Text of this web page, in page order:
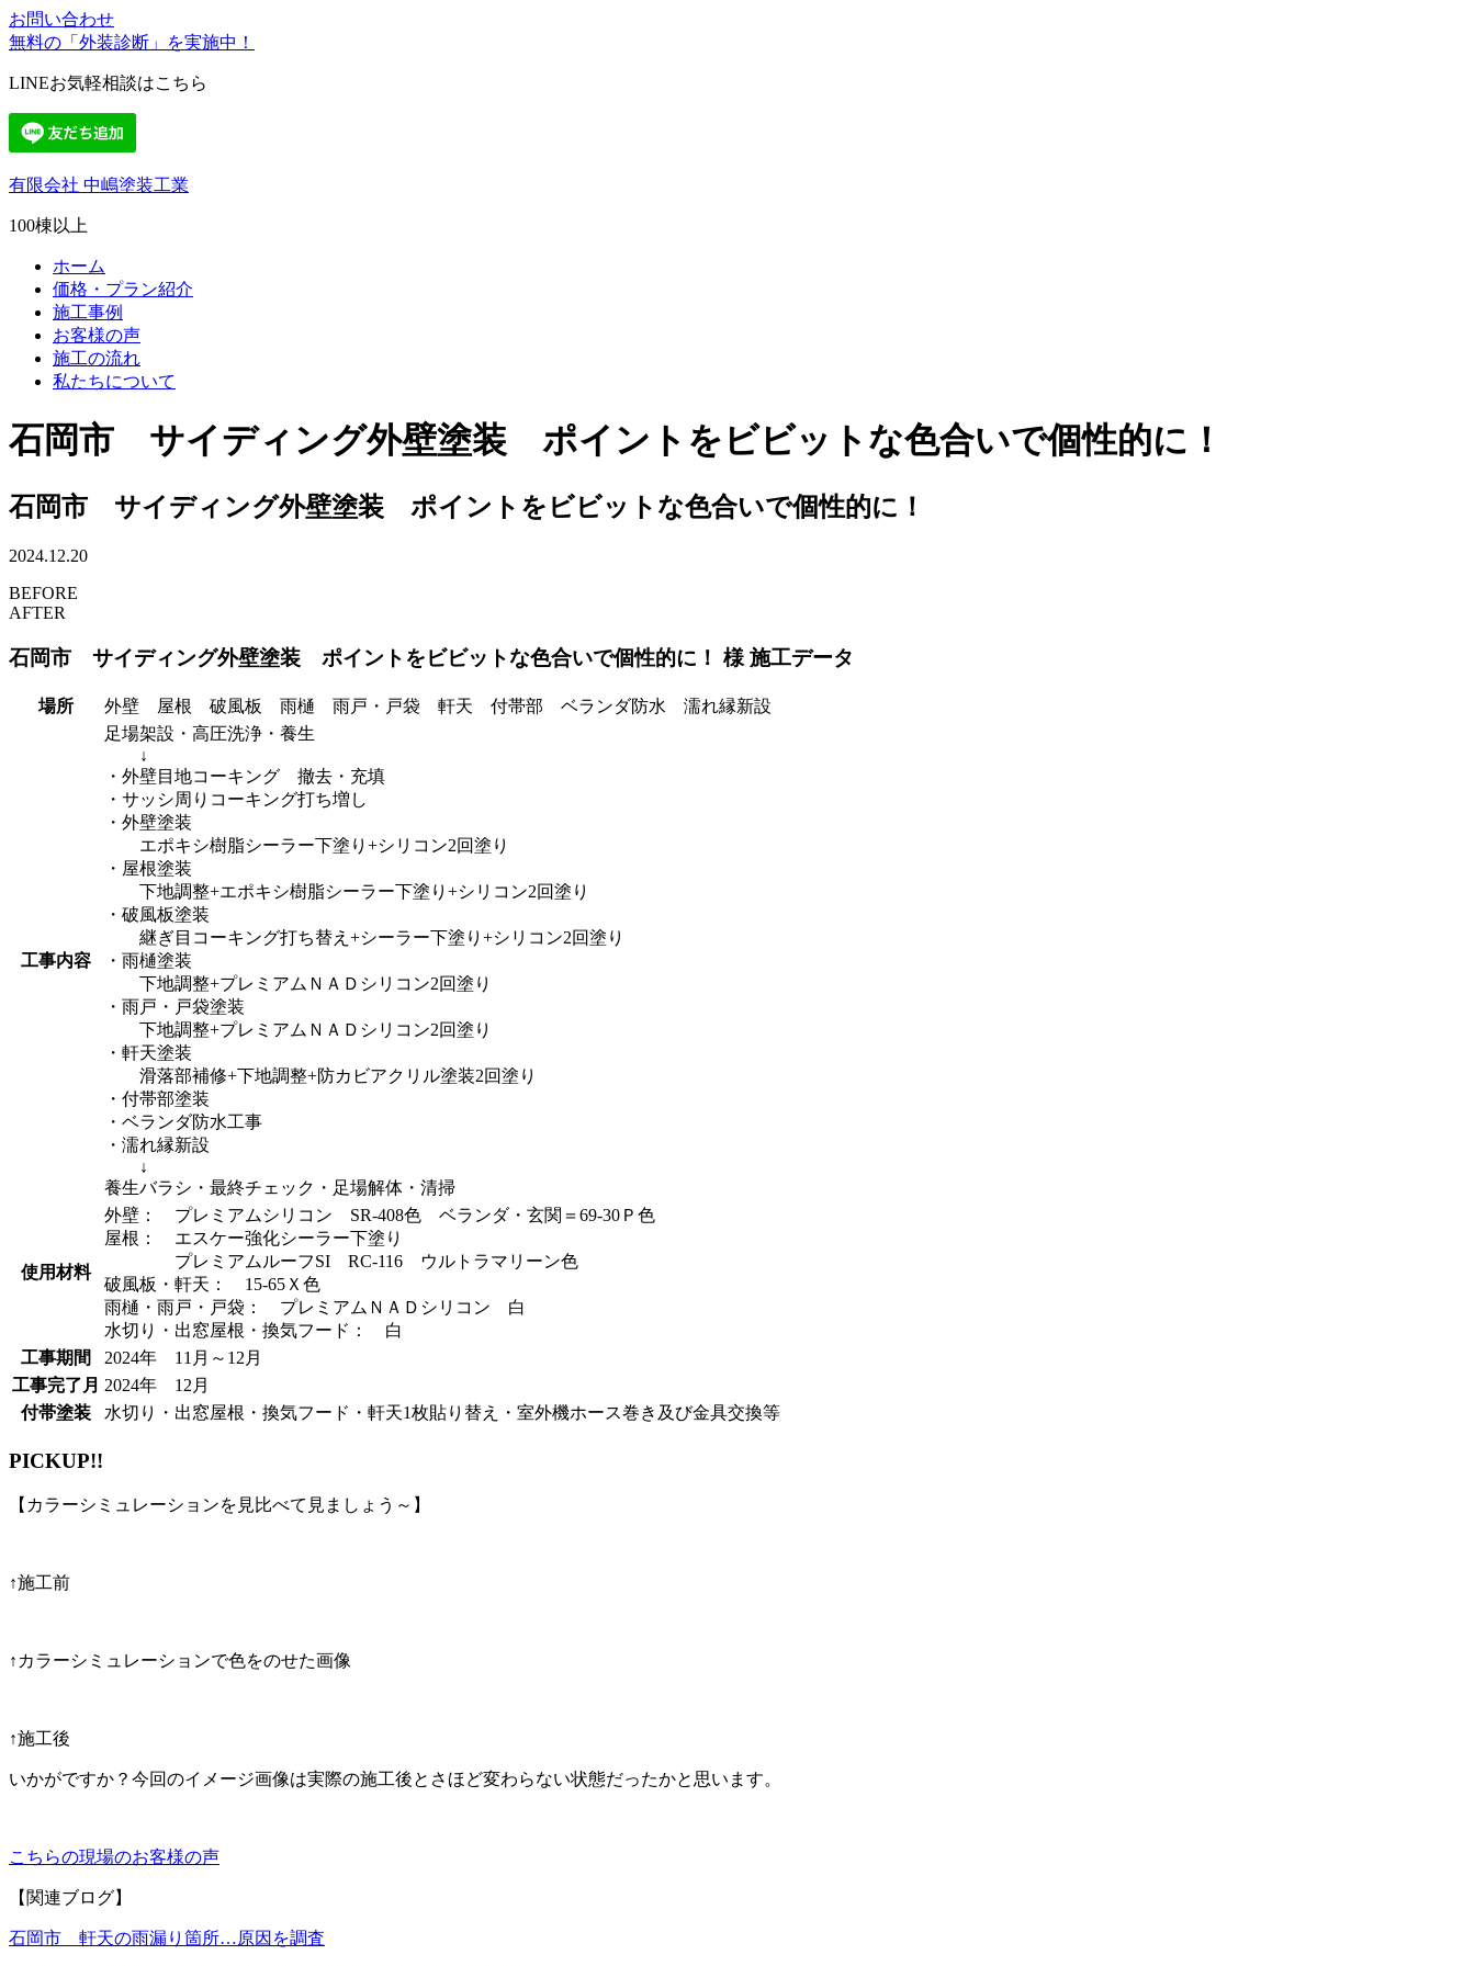
お問い合わせ
無料の「外装診断」を実施中！
LINEお気軽相談はこちら
有限会社 中嶋塗装工業
100棟以上
ホーム
価格・プラン紹介
施工事例
お客様の声
施工の流れ
私たちについて
石岡市 サイディング外壁塗装 ポイントをビビットな色合いで個性的に！
石岡市 サイディング外壁塗装 ポイントをビビットな色合いで個性的に！
2024.12.20
BEFORE
AFTER
石岡市 サイディング外壁塗装 ポイントをビビットな色合いで個性的に！ 様 施工データ
場所 外壁 屋根 破風板 雨樋 雨戸・戸袋 軒天 付帯部 ベランダ防水 濡れ縁新設
工事内容
足場架設・高圧洗浄・養生
↓
・外壁目地コーキング 撤去・充填
・サッシ周りコーキング打ち増し
・外壁塗装
エポキシ樹脂シーラー下塗り+シリコン2回塗り
・屋根塗装
下地調整+エポキシ樹脂シーラー下塗り+シリコン2回塗り
・破風板塗装
継ぎ目コーキング打ち替え+シーラー下塗り+シリコン2回塗り
・雨樋塗装
下地調整+プレミアムＮＡＤシリコン2回塗り
・雨戸・戸袋塗装
下地調整+プレミアムＮＡＤシリコン2回塗り
・軒天塗装
滑落部補修+下地調整+防カビアクリル塗装2回塗り
・付帯部塗装
・ベランダ防水工事
・濡れ縁新設
↓
養生バラシ・最終チェック・足場解体・清掃
使用材料
外壁： プレミアムシリコン SR-408色 ベランダ・玄関＝69-30Ｐ色
屋根： エスケー強化シーラー下塗り
プレミアムルーフSI RC-116 ウルトラマリーン色
破風板・軒天： 15-65Ｘ色
雨樋・雨戸・戸袋： プレミアムＮＡＤシリコン 白
水切り・出窓屋根・換気フード： 白
工事期間
2024年 11月～12月
工事完了月 2024年 12月
付帯塗装
水切り・出窓屋根・換気フード・軒天1枚貼り替え・室外機ホース巻き及び金具交換等
PICKUP!!
【カラーシミュレーションを見比べて見ましょう～】
↑施工前
↑カラーシミュレーションで色をのせた画像
↑施工後
いかがですか？今回のイメージ画像は実際の施工後とさほど変わらない状態だったかと思います。
こちらの現場のお客様の声
【関連ブログ】
石岡市 軒天の雨漏り箇所…原因を調査